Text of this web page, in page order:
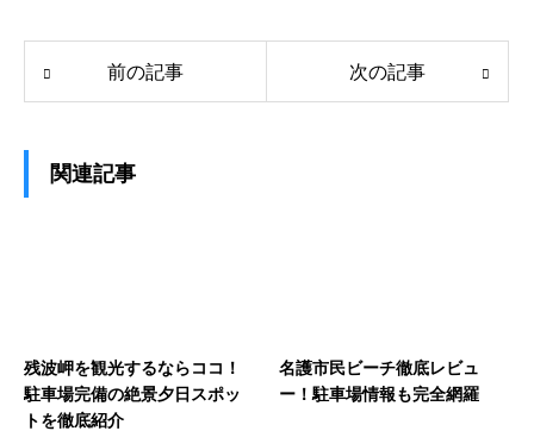
前の記事 次の記事
関連記事
残波岬を観光するならココ！
駐車場完備の絶景夕日スポッ
トを徹底紹介
名護市民ビーチ徹底レビュ
ー！駐車場情報も完全網羅